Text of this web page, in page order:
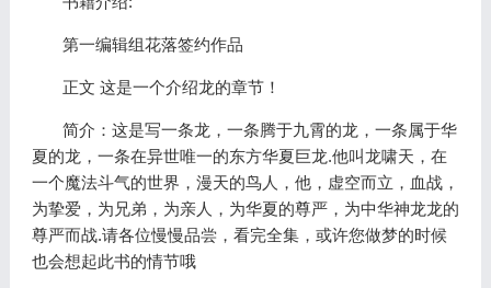
第一编辑组花落签约作品
正文 这是一个介绍龙的章节！
简介：这是写一条龙，一条腾于九霄的龙，一条属于华
夏的龙，一条在异世唯一的东方华夏巨龙.他叫龙啸天，在
一个魔法斗气的世界，漫天的鸟人，他，虚空而立，血战，
为挚爱，为兄弟，为亲人，为华夏的尊严，为中华神龙龙的
尊严而战.请各位慢慢品尝，看完全集，或许您做梦的时候
也会想起此书的情节哦